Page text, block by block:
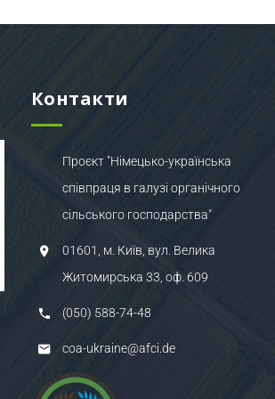
Контакти
Проєкт "Німецько-українська
співпраця в галузі органічного
сільського господарства"
01601, м. Київ, вул. Велика
Житомирська 33, оф. 609
(050) 588-74-48
coa-ukraine@afci.de